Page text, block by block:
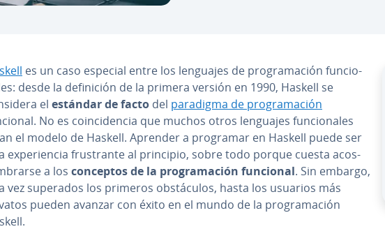
es un caso especial entre los lenguajes de pro­gra­ma­ción fu­n­cio­
desde la de­fi­ni­ción de la primera versión en 1990, Haskell se
el estándar de facto del paradigma de pro­gra­ma­ción
No es coin­ci­de­n­cia que muchos otros lenguajes fu­n­cio­na­les
el modelo de Haskell. Aprender a programar en Haskell puede ser
ex­pe­rie­n­cia fru­s­tra­n­te al principio, sobre todo porque cuesta aco­s­
a los conceptos de la pro­gra­ma­ción funcional. Sin embargo,
vez superados los primeros ob­s­tácu­los, hasta los usuarios más
pueden avanzar con éxito en el mundo de la pro­gra­ma­ción